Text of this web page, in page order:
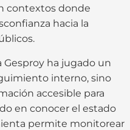
contextos donde
hacia la
ha jugado un
interno, sino
accesible para
en conocer el estado
permite monitorear